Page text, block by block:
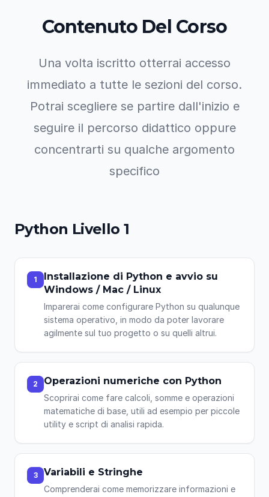
Contenuto Del Corso
Una volta iscritto otterrai accesso
immediato a tutte le sezioni del corso.
Potrai scegliere se partire dall'inizio e
seguire il percorso didattico oppure
concentrarti su qualche argomento
specifico
Python Livello 1
1
Installazione di Python e avvio su
Windows / Mac / Linux
Imparerai come configurare Python su qualunque
sistema operativo, in modo da poter lavorare
agilmente sul tuo progetto o su quelli altrui.
2 Operazioni numeriche con Python
Scoprirai come fare calcoli, somme e operazioni
matematiche di base, utili ad esempio per piccole
utility e script di analisi rapida.
3 Variabili e Stringhe
Comprenderai come memorizzare informazioni e